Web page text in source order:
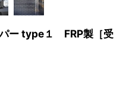
ー type１ FRP製［受